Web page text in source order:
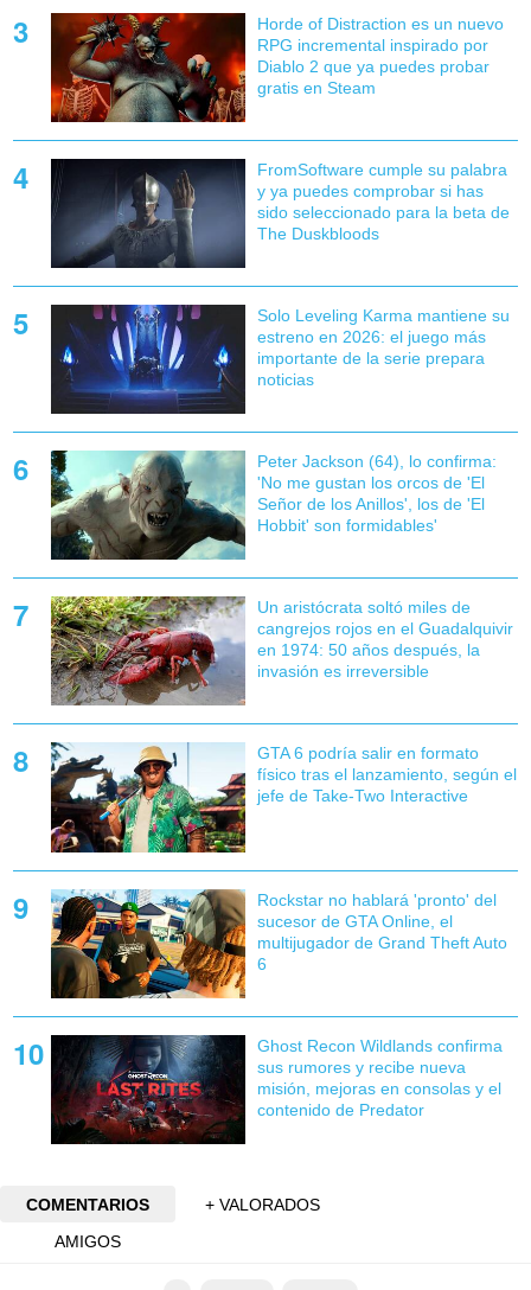
Horde of Distraction es un nuevo
RPG incremental inspirado por
Diablo 2 que ya puedes probar
gratis en Steam
FromSoftware cumple su palabra
y ya puedes comprobar si has
sido seleccionado para la beta de
The Duskbloods
Solo Leveling Karma mantiene su
estreno en 2026: el juego más
importante de la serie prepara
noticias
Peter Jackson (64), lo confirma:
'No me gustan los orcos de 'El
Señor de los Anillos', los de 'El
Hobbit' son formidables'
Un aristócrata soltó miles de
cangrejos rojos en el Guadalquivir
en 1974: 50 años después, la
invasión es irreversible
GTA 6 podría salir en formato
físico tras el lanzamiento, según el
jefe de Take-Two Interactive
Rockstar no hablará 'pronto' del
sucesor de GTA Online, el
multijugador de Grand Theft Auto
6
Ghost Recon Wildlands confirma
sus rumores y recibe nueva
misión, mejoras en consolas y el
contenido de Predator
COMENTARIOS
+ VALORADOS
AMIGOS